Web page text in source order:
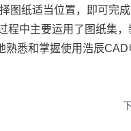
图纸适当位置，即可完成
程中主要运用了图纸集
熟悉和掌握使用浩辰CAD